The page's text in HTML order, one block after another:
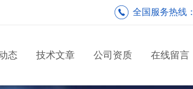
全国服务热线：
态 技术文章 公司资质 在线留言